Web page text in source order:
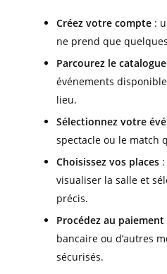
Créez votre compte :
ne prend que
Parcourez le catalogue
événements
lieu.
Sélectionnez votre
spectacle ou le match
Choisissez vos places
visualiser la salle et
précis.
Procédez au paiement
bancaire ou d’autres
sécurisés.